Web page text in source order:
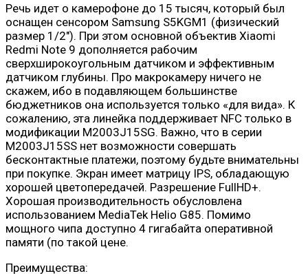
Речь идет о камерофоне до 15 тысяч, который был
оснащен сенсором Samsung S5KGM1 (физический
размер 1/2″). При этом основной объектив Xiaomi
Redmi Note 9 дополняется рабочим
сверхширокоугольным датчиком и эффективным
датчиком глубины. Про макрокамеру ничего не
скажем, ибо в подавляющем большинстве
бюджетников она используется только «для вида». К
сожалению, эта линейка поддерживает NFC только в
модификации M2003J15SG. Важно, что в серии
M2003J15SS нет возможности совершать
бесконтактные платежи, поэтому будьте внимательны
при покупке. Экран имеет матрицу IPS, обладающую
хорошей цветопередачей. Разрешение FullHD+.
Хорошая производительность обусловлена ​​
использованием MediaTek Helio G85. Помимо
мощного чипа доступно 4 гигабайта оперативной
памяти (по такой цене.
Преимущества: